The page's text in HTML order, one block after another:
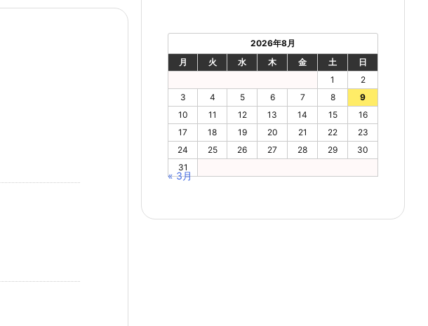
2026年8月
月
火 水 木 金 土
日
1
2
3
4 5 6 7 8
9
10
11 12 13 14 15
16
17
18 19 20 21 22
23
24
25 26 27 28 29
30
31
« 3月